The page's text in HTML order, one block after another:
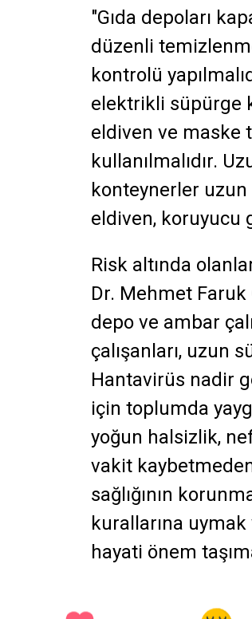
"Gıda depoları
düzenli
kontrolü
elektrikli süpürge
eldiven ve maske
kullanılmalıdır.
konteynerler uzun
eldiven, koruyucu
Risk altında
Dr. Mehmet Faruk
depo ve ambar
çalışanları, uzun
Hantavirüs nadir
için toplumda
yoğun halsizlik,
vakit
sağlığının
kurallarına
hayati önem